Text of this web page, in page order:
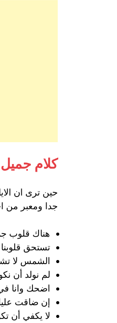
كلام
حين ترى ان
جدا ومعبر من
هناك قلوب
تستحق
الشمس لا
لم نولد أن
اضحك وانا
إن ضاقت
لا يكفي أن